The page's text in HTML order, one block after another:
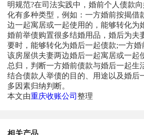
明规范?在司法实践中，婚前个人债款
化有多种类型，例如：一方婚前按揭借
边一起寓居或一起使用的，能够转化为
婚前举债购置很多结婚用品，婚后为夫
要时，能够转化为婚后一起债款;一方婚
该房屋供夫妻两边婚后一起寓居或一起
总归，判断一方婚前债款与婚后一起生
结合债款人举债的目的、用途以及婚后
多因素归纳判断。
本文由重庆收账公司 整理